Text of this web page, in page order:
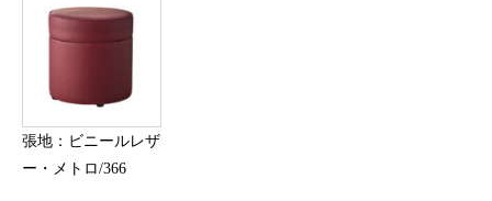
張地：ビニールレザ
ー・メトロ/366